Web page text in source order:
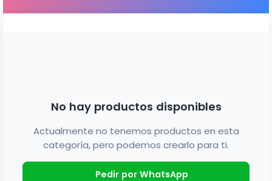
No hay productos disponibles
Actualmente no tenemos productos en esta
categoría, pero podemos crearlo para ti.
Pedir por WhatsApp